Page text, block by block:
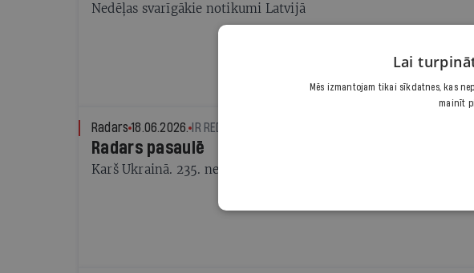
Nedēļas svarīgākie notikumi Latvijā
Radars 18.06.2026. IR REDAKCIJA
Radars pasaulē
Karš Ukrainā. 235. nedēļas galvenie notikumi
Lai
Mēs izmantojam tikai sīkdatnes, kas
mainīt